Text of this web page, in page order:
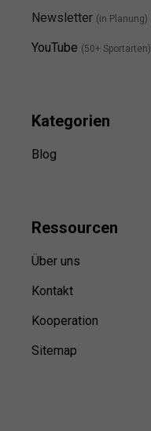
Newsletter (in Planung)
YouTube (50+ Sportarten)
Kategorien
Blog
Ressourcen
Über uns
Kontakt
Kooperation
Sitemap